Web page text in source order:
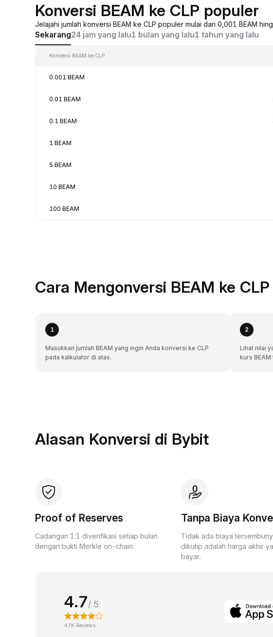
Konversi BEAM ke CLP populer
Jelajahi jumlah konversi BEAM ke CLP populer mulai dari 0,001 BEAM
Sekarang24 jam yang lalu1 bulan yang lalu1 tahun yang lalu
Konversi BEAM ke CLP
0.001 BEAM
0.01 BEAM
0.1 BEAM
1 BEAM
5 BEAM
10 BEAM
100 BEAM
Cara Mengonversi BEAM ke
1
Masukkan jumlah BEAM yang ingin Anda konversi ke CLP
pada kalkulator di atas.
2
Lihat nilai
kurs
Alasan Konversi di Bybit
Proof of Reserves
Cadangan 1:1 diverifikasi setiap bulan
dengan bukti Merkle on-chain.
Tanpa Biaya
Tidak ada biaya
dikutip adalah harga akhir
bayar.
4.7/ 5
47K Reviews